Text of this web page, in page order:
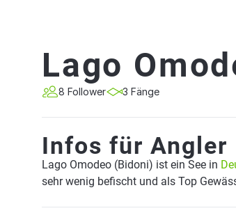
Lago
8 Follower 3 Fänge
Infos für Angler
Lago Omodeo (Bidoni) ist ein See in
sehr wenig befischt und als Top